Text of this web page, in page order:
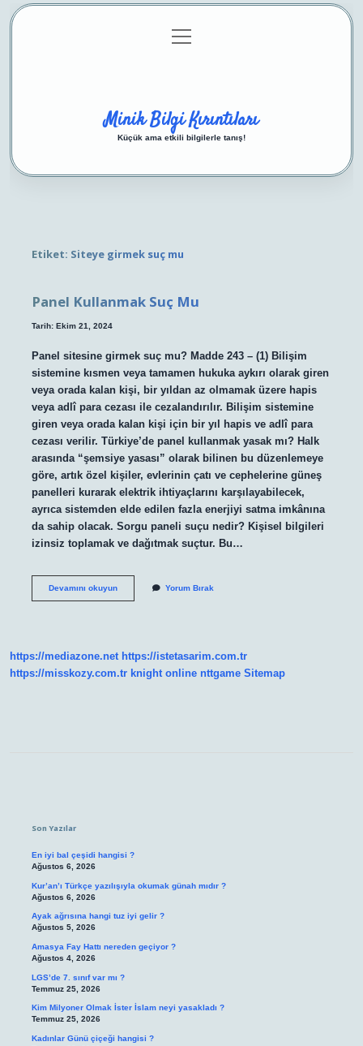
Gizlilik Politikası
menüyü
aç
Minik Bilgi Kırıntıları
Küçük ama etkili bilgilerle tanış!
Etiket: Siteye girmek suç mu
Panel Kullanmak Suç Mu
Tarih: Ekim 21, 2024
Panel sitesine girmek suç mu? Madde 243 – (1) Bilişim
sistemine kısmen veya tamamen hukuka aykırı olarak giren
veya orada kalan kişi, bir yıldan az olmamak üzere hapis
veya adlî para cezası ile cezalandırılır. Bilişim sistemine
giren veya orada kalan kişi için bir yıl hapis ve adlî para
cezası verilir. Türkiye’de panel kullanmak yasak mı? Halk
arasında “şemsiye yasası” olarak bilinen bu düzenlemeye
göre, artık özel kişiler, evlerinin çatı ve cephelerine güneş
panelleri kurarak elektrik ihtiyaçlarını karşılayabilecek,
ayrıca sistemden elde edilen fazla enerjiyi satma imkânına
da sahip olacak. Sorgu paneli suçu nedir? Kişisel bilgileri
izinsiz toplamak ve dağıtmak suçtur. Bu…
Devamını okuyunPanel
Yorum Bırak
https://mediazone.net https://istetasarim.com.tr
https://misskozy.com.tr knight online nttgame Sitemap
Son Yazılar
En iyi bal çeşidi hangisi ?
Ağustos 6, 2026
Kur’an’ı Türkçe yazılışıyla okumak günah mıdır ?
Ağustos 6, 2026
Ayak ağrısına hangi tuz iyi gelir ?
Ağustos 5, 2026
Amasya Fay Hattı nereden geçiyor ?
Ağustos 4, 2026
LGS’de 7. sınıf var mı ?
Temmuz 25, 2026
Kim Milyoner Olmak İster İslam neyi yasakladı ?
Temmuz 25, 2026
Kadınlar Günü çiçeği hangisi ?